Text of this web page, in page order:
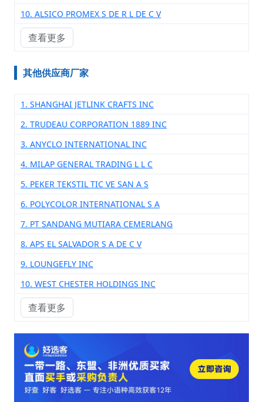
10. ALSICO PROMEX S DE R L DE C V
查看更多
其他供应商厂家
1. SHANGHAI JETLINK CRAFTS INC
2. TRUDEAU CORPORATION 1889 INC
3. ANYCLO INTERNATIONAL INC
4. MILAP GENERAL TRADING L L C
5. PEKER TEKSTIL TIC VE SAN A S
6. POLYCOLOR INTERNATIONAL S A
7. PT SANDANG MUTIARA CEMERLANG
8. APS EL SALVADOR S A DE C V
9. LOUNGEFLY INC
10. WEST CHESTER HOLDINGS INC
查看更多